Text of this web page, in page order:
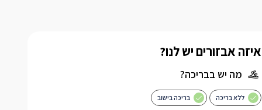
איזה אבזורים יש לנו?
מה יש בבריכה?
ללא בריכה בריכה בישוב